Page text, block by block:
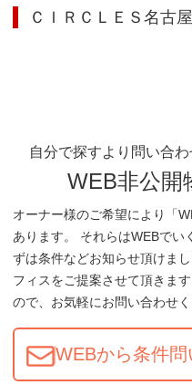
ＣＩＲＣＬＥＳ名古
自分で探すより問い合
WEB非公開
オーナー様のご希望により「
あります。 それらはWEBでい
ずは条件などお知らせ頂けま
フィスをご提案させて頂きま
ので、お気軽にお問い合わせく
WEBから条件問